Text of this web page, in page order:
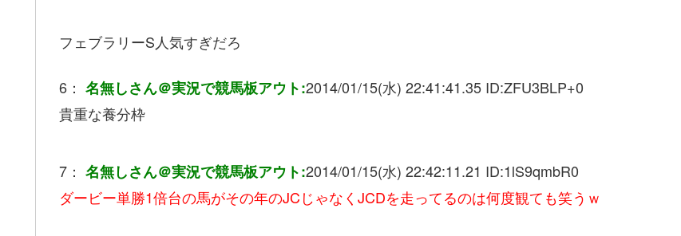
フェブラリーS人気すぎだろ
6： 名無しさん＠実況で競馬板アウト:2014/01/15(水) 22:41:41.35 ID:ZFU3BLP+0
貴重な養分枠
7： 名無しさん＠実況で競馬板アウト:2014/01/15(水) 22:42:11.21 ID:1lS9qmbR0
ダービー単勝1倍台の馬がその年のJCじゃなくJCDを走ってるのは何度観ても笑うｗ